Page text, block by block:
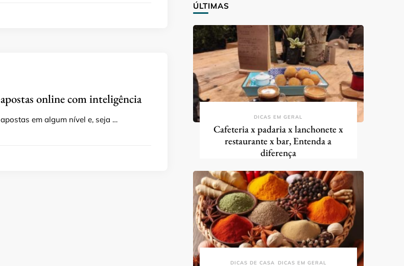
apostas online com inteligência
em algum nível e, seja …
ÚLTIMAS
DICAS EM GERAL
Cafeteria x padaria x lanchonete x
restaurante x bar, Entenda a
diferença
DICAS DE CASA DICAS EM GERAL